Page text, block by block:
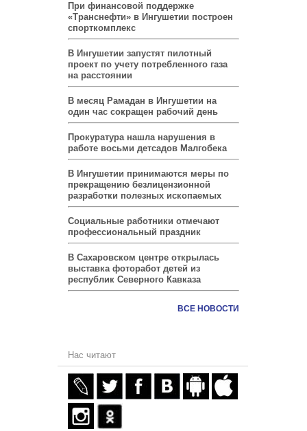
При финансовой поддержке
«Транснефти» в Ингушетии построен
спорткомплекс
В Ингушетии запустят пилотный
проект по учету потребленного газа
на расстоянии
В месяц Рамадан в Ингушетии на
один час сокращен рабочий день
Прокуратура нашла нарушения в
работе восьми детсадов Малгобека
В Ингушетии принимаются меры по
прекращению безлицензионной
разработки полезных ископаемых
Социальные работники отмечают
профессиональный праздник
В Сахаровском центре открылась
выставка фоторабот детей из
республик Северного Кавказа
ВСЕ НОВОСТИ
Нас читают